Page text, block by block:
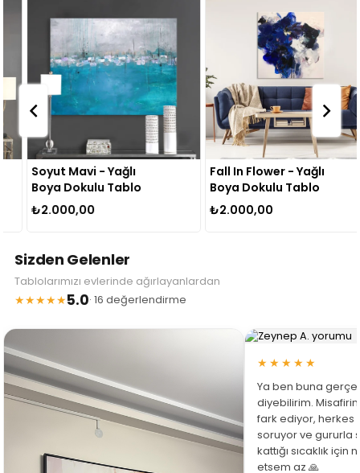
Soyut Mavi - Yağlı
Boya Dokulu Tablo
₺2.000,00
Fall In Flower - Yağlı
Boya Dokulu Tablo
₺2.000,00
Sizden Gelenler
Tablolarımızı evlerinde ağırlayanlardan
★★★★★5.0· 16 değerlendirme
★★★★★
Ya ben buna
diyebilirim.
fark ediyor, herkes
soruyor ve gururla
kattığı sıcaklık
etsem az 🙏